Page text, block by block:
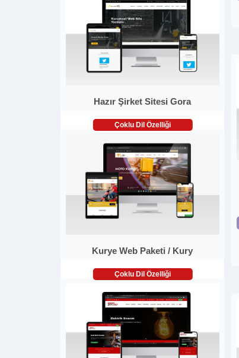
Hazır Şirket Sitesi Gora
Çoklu Dil Özelliği
Kurye Web Paketi / Kury
Çoklu Dil Özelliği